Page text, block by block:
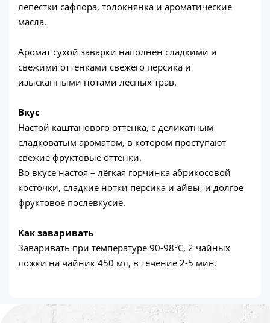
лепестки сафлора, толокнянка и ароматические
масла.
Аромат сухой заварки наполнен сладкими и
свежими оттенками свежего персика и
изысканными нотами лесных трав.
Вкус
Настой каштанового оттенка, с деликатным
сладковатым ароматом, в котором проступают
свежие фруктовые оттенки.
Во вкусе настоя – лёгкая горчинка абрикосовой
косточки, сладкие нотки персика и айвы, и долгое
фруктовое послевкусие.
Как заваривать
Заваривать при температуре 90-98°C, 2 чайных
ложки на чайник 450 мл, в течение 2-5 мин.